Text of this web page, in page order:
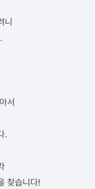
니
서
.
찾습니다!